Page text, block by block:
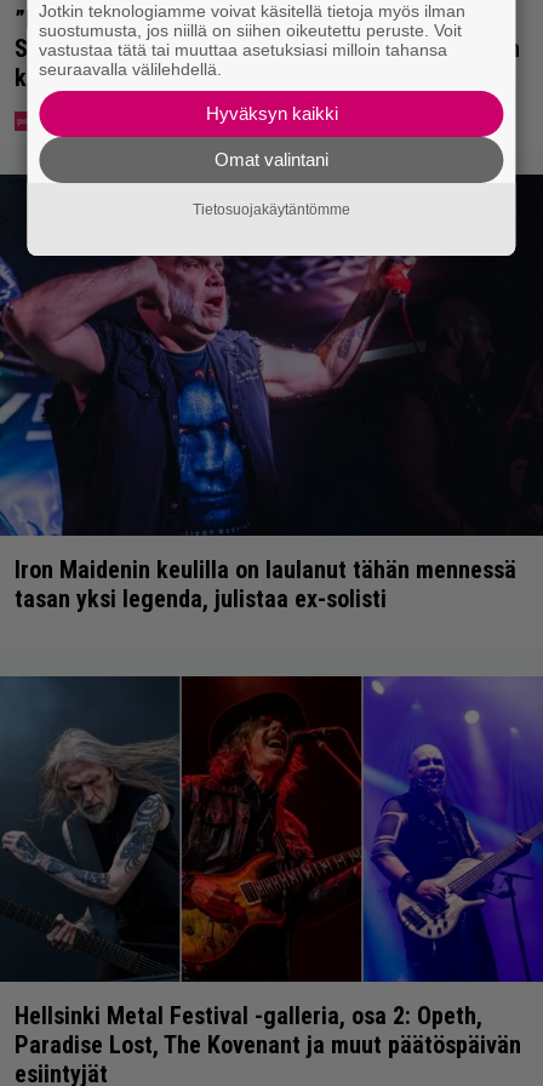
”Mitä isompi vehje, sen paremmin kulkee” –
Susanna Penttilä suuntasi Bangbussinsa Helsingin
keskustaan
Iron Maidenin keulilla on laulanut tähän mennessä
tasan yksi legenda, julistaa ex-solisti
Hellsinki Metal Festival -galleria, osa 2: Opeth,
Paradise Lost, The Kovenant ja muut päätöspäivän
esiintyjät
Jotkin teknologiamme voivat käsitellä tietoja myös ilman
suostumusta, jos niillä on siihen oikeutettu peruste. Voit
vastustaa tätä tai muuttaa asetuksiasi milloin tahansa
seuraavalla välilehdellä.
Hyväksyn kaikki
Omat valintani
Tietosuojakäytäntömme